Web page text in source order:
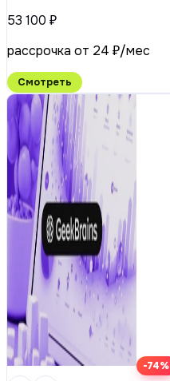
53 100 ₽
рассрочка от 24 ₽/мес
Смотреть
-74%